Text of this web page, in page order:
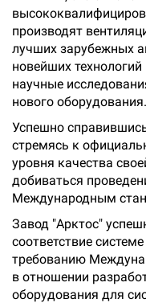
производят
лучших зарубежных
новейших технологий
научные
нового оборудования.
Успешно
стремясь к
уровня качества
добиваться
Международным
Завод "Арктос"
соответствие
требованию
в отношении
оборудования для